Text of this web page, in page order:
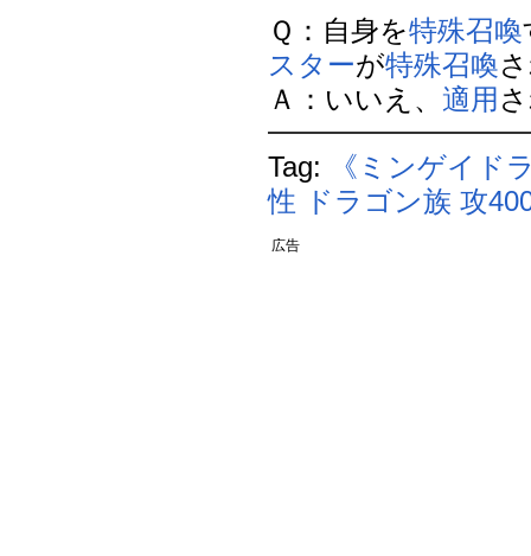
Ｑ：自身を特殊召喚
スターが特殊召喚
Ａ：いいえ、 適用
Tag:
《ミンゲイド
性 ドラゴン族 攻
広告